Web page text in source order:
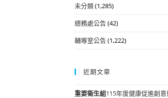
未分類(1,285)
總務處公告(42)
輔導室公告(1,222)
近期文章
重要衛生組115年度健康促進創